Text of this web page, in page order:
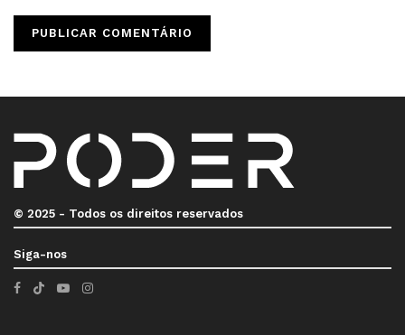
© 2025 - Todos os direitos reservados
Siga-nos